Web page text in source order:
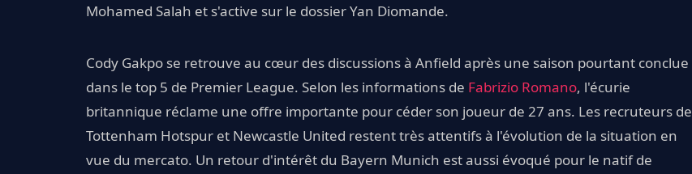
Mohamed Salah et s'active sur le dossier Yan Diomande.
Cody Gakpo se retrouve au cœur des discussions à Anfield après une saison pourtant conclue
dans le top 5 de Premier League. Selon les informations de Fabrizio Romano, l'écurie
britannique réclame une offre importante pour céder son joueur de 27 ans. Les recruteurs de
Tottenham Hotspur et Newcastle United restent très attentifs à l'évolution de la situation en
vue du mercato. Un retour d'intérêt du Bayern Munich est aussi évoqué pour le natif de